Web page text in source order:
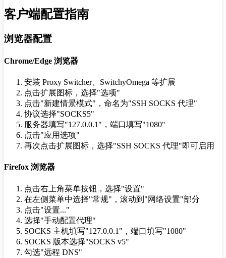
客户端配置指南
浏览器配置
Chrome/Edge 浏览器
安装 Proxy Switcher、SwitchyOmega 等扩展
点击扩展图标，选择"选项"
点击"新建情景模式"，命名为"SSH SOCKS 代理"
协议选择"SOCKS5"
服务器填写"127.0.0.1"，端口填写"1080"
点击"应用选项"
再次点击扩展图标，选择"SSH SOCKS 代理"即可启用
Firefox 浏览器
点击右上角菜单按钮，选择"设置"
在左侧菜单中选择"常规"，滚动到"网络设置"部分
点击"设置..."
选择"手动配置代理"
SOCKS 主机填写"127.0.0.1"，端口填写"1080"
SOCKS 版本选择"SOCKS v5"
勾选"远程 DNS"